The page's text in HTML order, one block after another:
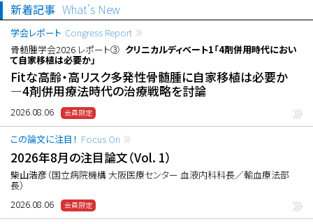
新着記事 What's New
学会レポート Congress Report
骨髄腫学会2026 レポート③ クリニカルディベート1「4剤併用時代におい
て自家移植は必要か」
Fitな高齢・高リスク多発性骨髄腫に自家移植は必要か
―4剤併用療法時代の治療戦略を討論
2026.08.06
この論文に注目！ Focus On
2026年8月の注目論文（Vol. 1）
柴山浩彦（国立病院機構 大阪医療センター 血液内科科長／輸血療法部
長）
2026.08.06